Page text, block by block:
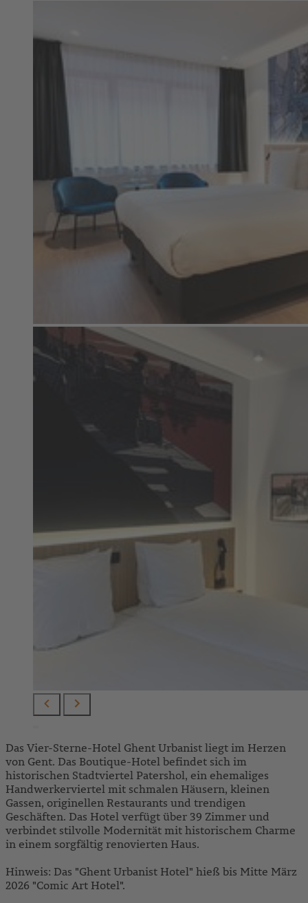
Das Vier-Sterne-Hotel Ghent Urbanist liegt im Herzen
von Gent. Das Boutique-Hotel befindet sich im
historischen Stadtviertel Patershol, ein ehemaliges
Handwerkerviertel mit schmalen Häusern, kleinen
Gassen, originellen Restaurants und trendigen
Geschäften. Das Hotel verfügt über 39 Zimmer und
verbindet stilvolle Modernität mit historischem Charme
in einem sorgfältig renovierten Haus.
Hinweis: Das "Ghent Urbanist Hotel" hieß bis Mitte März
2026 "Comic Art Hotel".